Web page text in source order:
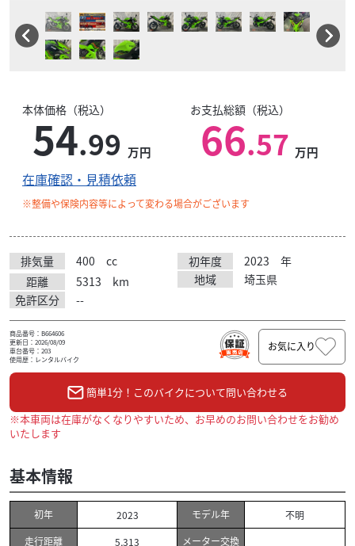
本体価格（税込）
54.99 万円
お支払総額（税込）
66.57 万円
在庫確認・見積依頼
※整備や保険内容等によって変わる場合がございます
排気量 400 cc 初年度 2023
年
距離
5313 km 地域
埼玉県
免許区分
--
商品番号：B664606
更新日：2026/08/09
車台番号：203
使用歴：レンタルバイク
お気に入り
簡単1分！このバイクについて問い合わせる
※本車両は在庫がなくなりやすいため、お早めのお問い合わせをお勧め
いたします
基本情報
初年 2023 モデル年
不明
走行距離
5,313
メーター交換